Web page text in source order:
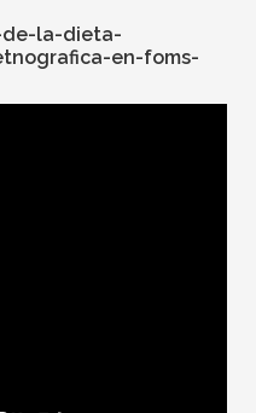
de-la-dieta-
en-foms-